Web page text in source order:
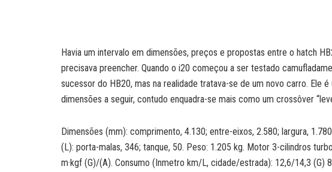
Havia um intervalo em dimensões, preços e propostas entre o hatch
precisava preencher. Quando o i20 começou a ser testado
sucessor do HB20, mas na realidade tratava-se de um novo carro. Ele
dimensões a seguir, contudo enquadra-se mais como um crossôver
Dimensões (mm): comprimento, 4.130; entre-eixos, 2.580; largura,
(L): porta-malas, 346; tanque, 50. Peso: 1.205 kg. Motor 3-cilindros
m·kgf (G)/(A). Consumo (Inmetro km/L, cidade/estrada): 12,6/14,3 (G)